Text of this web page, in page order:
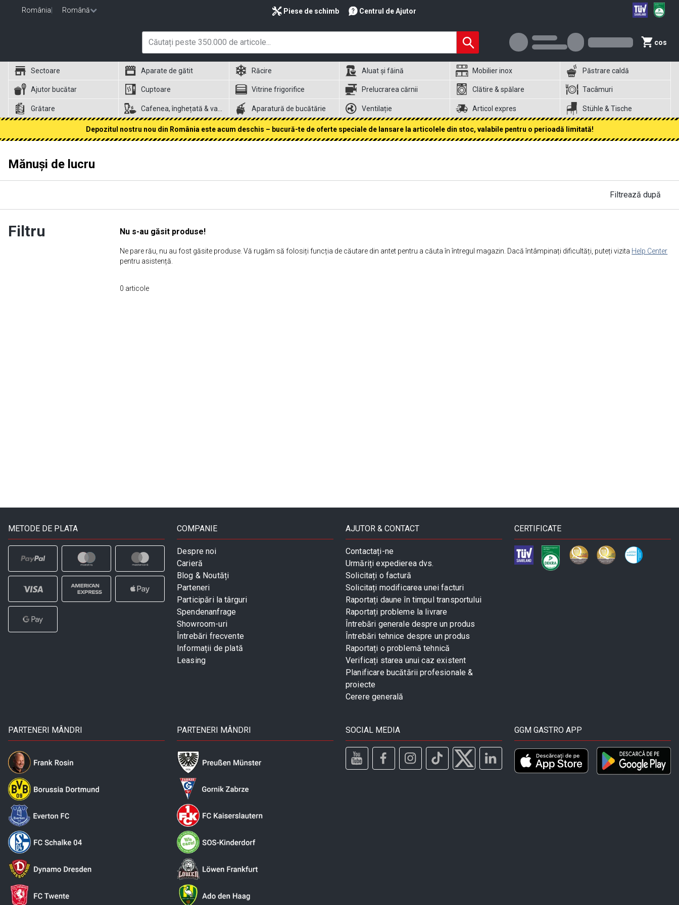
România Română Piese de schimb Centrul de Ajutor
cos
Sectoare Aparate de gătit Răcire Aluat și făină Mobilier inox Păstrare caldă
Ajutor bucătar Cuptoare Vitrine frigorifice Prelucrarea cărnii Clătire & spălare Tacâmuri
Grătare Aparatură de bucătărie Ventilație Articol expres Stühle & Tische
Depozitul nostru nou din România este acum deschis – bucură-te de oferte speciale de lansare la articolele din stoc, valabile pentru o perioadă limitată!
Mănuși de lucru
Filtrează după
Filtru Nu s-au găsit produse!
Ne pare rău, nu au fost găsite produse. Vă rugăm să folosiți funcția de căutare din antet pentru a căuta în întregul magazin. Dacă întâmpinați dificultăți, puteți vizita Help Center
pentru asistență.
0 articole
METODE DE PLATA COMPANIE
Despre noi
Carieră
Blog & Noutăți
Parteneri
Participări la târguri
Spendenanfrage
Showroom-uri
Întrebări frecvente
Informații de plată
Leasing
AJUTOR & CONTACT
Contactați-ne
Urmăriți expedierea dvs.
Solicitați o factură
Solicitați modificarea unei facturi
Raportați daune în timpul transportului
Raportați probleme la livrare
Întrebări generale despre un produs
Întrebări tehnice despre un produs
Raportați o problemă tehnică
Verificați starea unui caz existent
Planificare bucătării profesionale &
proiecte
Cerere generală
CERTIFICATE
PARTENERI MÂNDRI PARTENERI MÂNDRI SOCIAL MEDIA GGM GASTRO APP